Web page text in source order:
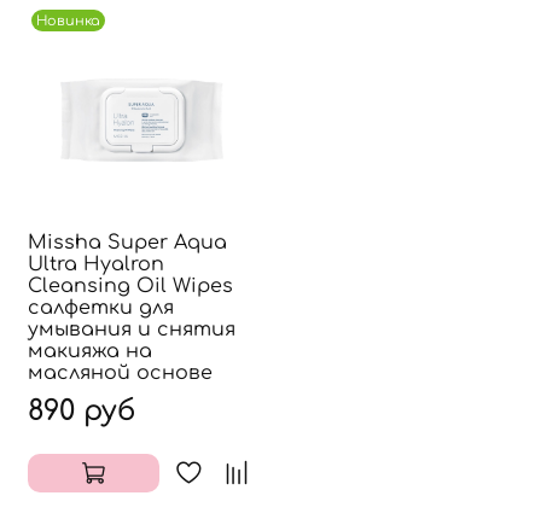
Новинка
Missha Super Aqua
Ultra Hyalron
Cleansing Oil Wipes
салфетки для
умывания и снятия
макияжа на
масляной основе
890 руб